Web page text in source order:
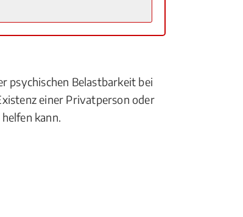
psychischen Belastbarkeit bei
einer Privatperson oder
kann.